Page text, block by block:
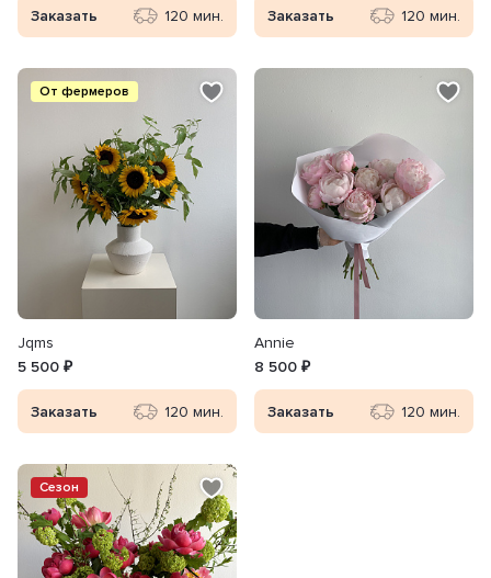
Заказать 120 мин. Заказать 120 мин.
От фермеров
Jqms
5 500 ₽
Заказать 120 мин.
Annie
8 500 ₽
Заказать 120 мин.
Сезон